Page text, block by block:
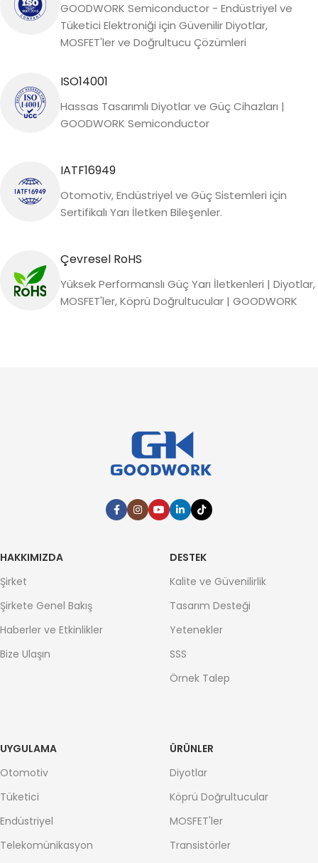
GOODWORK Semiconductor - Endüstriyel ve
Tüketici Elektroniği için Güvenilir Diyotlar,
MOSFET'ler ve Doğrultucu Çözümleri
ISO14001
Hassas Tasarımlı Diyotlar ve Güç Cihazları |
GOODWORK Semiconductor
IATF16949
Otomotiv, Endüstriyel ve Güç Sistemleri için
Sertifikalı Yarı İletken Bileşenler.
Çevresel RoHS
Yüksek Performanslı Güç Yarı İletkenleri | Diyotlar,
MOSFET'ler, Köprü Doğrultucular | GOODWORK
HAKKIMIZDA
Şirket
Şirkete Genel Bakış
Haberler ve Etkinlikler
Bize Ulaşın
DESTEK
Kalite ve Güvenilirlik
Tasarım Desteği
Yetenekler
SSS
Örnek Talep
UYGULAMA
Otomotiv
Tüketici
Endüstriyel
Telekomünikasyon
ÜRÜNLER
Diyotlar
Köprü Doğrultucular
MOSFET'ler
Transistörler